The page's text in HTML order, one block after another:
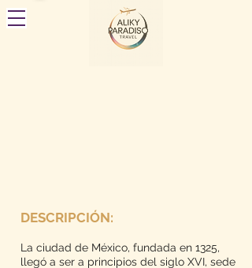
DESCRIPCIÓN:
La ciudad de México, fundada en 1325,
llegó a ser a principios del siglo XVI, sede